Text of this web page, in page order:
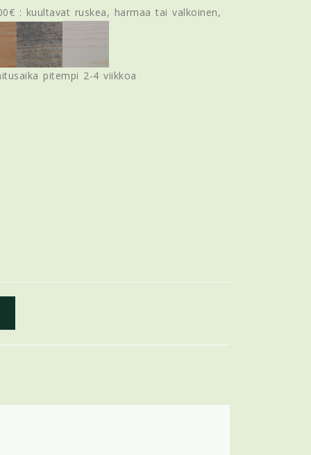
: kuultavat ruskea, harmaa tai valkoinen,
pitempi 2-4 viikkoa